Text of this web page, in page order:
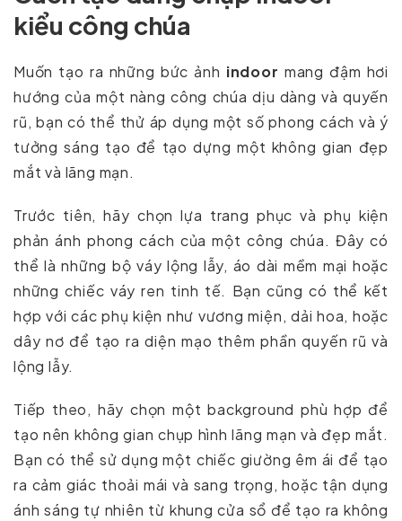
kiểu công chúa
Muốn tạo ra những bức ảnh indoor mang đậm hơi
hướng của một nàng công chúa dịu dàng và quyến
rũ, bạn có thể thử áp dụng một số phong cách và ý
tưởng sáng tạo để tạo dựng một không gian đẹp
mắt và lãng mạn.
Trước tiên, hãy chọn lựa trang phục và phụ kiện
phản ánh phong cách của một công chúa. Đây có
thể là những bộ váy lộng lẫy, áo dài mềm mại hoặc
những chiếc váy ren tinh tế. Bạn cũng có thể kết
hợp với các phụ kiện như vương miện, dải hoa, hoặc
dây nơ để tạo ra diện mạo thêm phần quyến rũ và
lộng lẫy.
Tiếp theo, hãy chọn một background phù hợp để
tạo nên không gian chụp hình lãng mạn và đẹp mắt.
Bạn có thể sử dụng một chiếc giường êm ái để tạo
ra cảm giác thoải mái và sang trọng, hoặc tận dụng
ánh sáng tự nhiên từ khung cửa sổ để tạo ra không